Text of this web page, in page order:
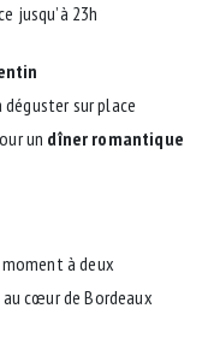
jusqu’à 23h
déguster sur place
un dîner romantique
à deux
cœur de Bordeaux